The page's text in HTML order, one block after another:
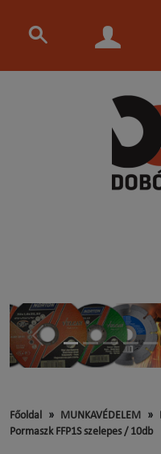
Előző
Főoldal MUNKAVÉDELEM
Pormaszk FFP1S szelepes / 10db